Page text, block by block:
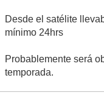
Desde el satélite
mínimo 24hrs
Probablemente será
temporada.